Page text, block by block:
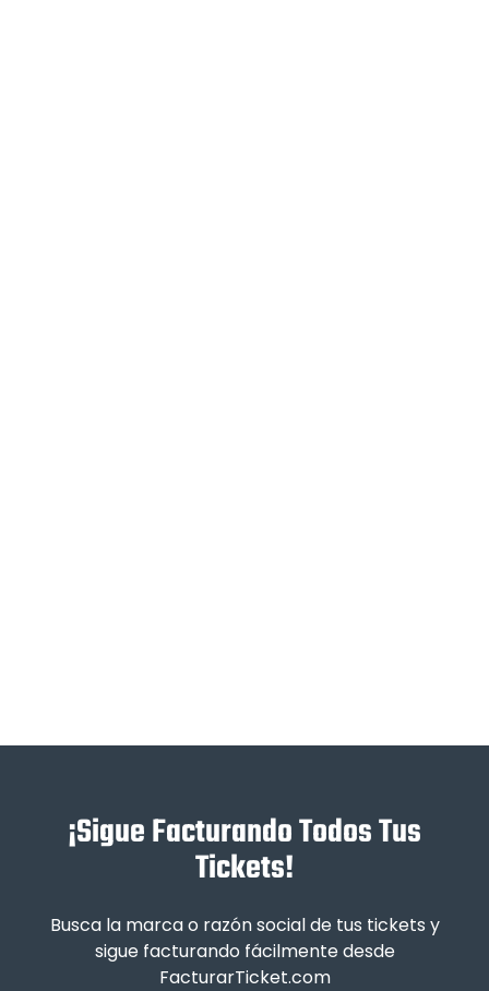
¡Sigue Facturando Todos Tus
Tickets!
Busca la marca o razón social de tus tickets y
sigue facturando fácilmente desde
FacturarTicket.com